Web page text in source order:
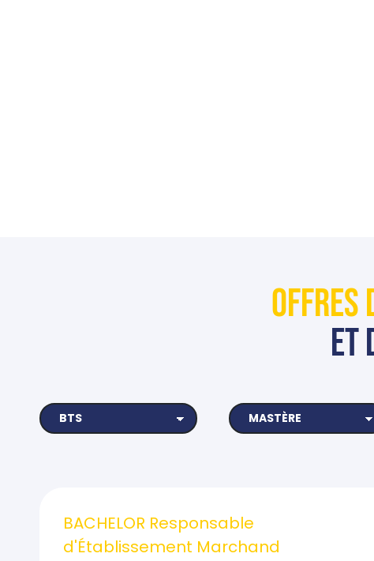
OFFRES
ET
BTS MASTÈRE
BACHELOR Responsable
d'Établissement Marchand